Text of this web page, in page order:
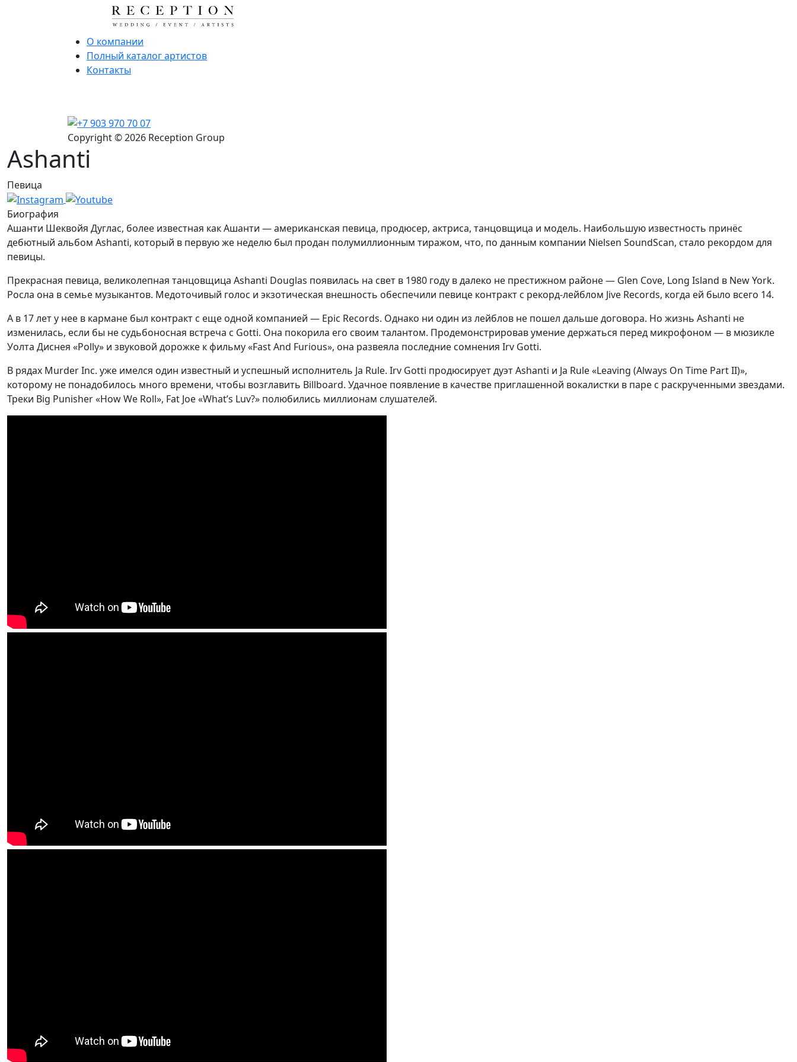
О компании
Полный каталог артистов
Контакты
Copyright © 2026 Reception Group
Ashanti
Певица
Биография
Ашанти Шеквойя Дуглас, более известная как Ашанти — американская певица, продюсер, актриса, танцовщица и модель. Наибольшую известность принёс
дебютный альбом Ashanti, который в первую же неделю был продан полумиллионным тиражом, что, по данным компании Nielsen SoundScan, стало рекордом для
певицы.
Прекрасная певица, великолепная танцовщица Ashanti Douglas появилась на свет в 1980 году в далеко не престижном районе — Glen Cove, Long Island в New York.
Росла она в семье музыкантов. Медоточивый голос и экзотическая внешность обеспечили певице контракт с рекорд-лейблом Jive Records, когда ей было всего 14.
А в 17 лет у нее в кармане был контракт с еще одной компанией — Epic Records. Однако ни один из лейблов не пошел дальше договора. Но жизнь Ashanti не
изменилась, если бы не судьбоносная встреча с Gotti. Она покорила его своим талантом. Продемонстрировав умение держаться перед микрофоном — в мюзикле
Уолта Диснея «Polly» и звуковой дорожке к фильму «Fast And Furious», она развеяла последние сомнения Irv Gotti.
В рядах Murder Inc. уже имелся один известный и успешный исполнитель Ja Rule. Irv Gotti продюсирует дуэт Ashanti и Ja Rule «Leaving (Always On Time Part II)»,
которому не понадобилось много времени, чтобы возглавить Billboard. Удачное появление в качестве приглашенной вокалистки в паре с раскрученными звездами.
Треки Big Punisher «How We Roll», Fat Joe «What’s Luv?» полюбились миллионам слушателей.